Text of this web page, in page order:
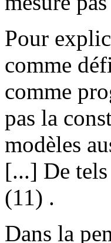
Pour
comme
comme
pas la
modèles
[...] De
(11) .
Dans la